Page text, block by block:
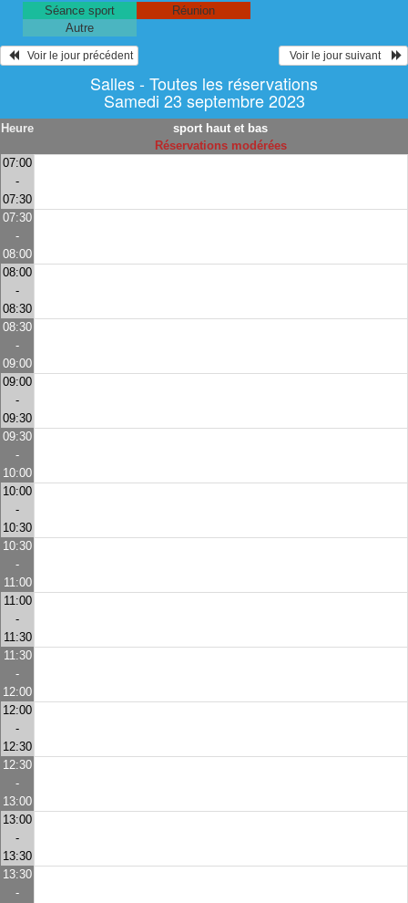
Séance sport
Réunion
Autre
   Voir le jour précédent
  Voir le jour suivant
Salles - Toutes les réservations
Samedi 23 septembre 2023
Heure
sport haut et bas
Réservations modérées
07:00
-
07:30
07:30
-
08:00
08:00
-
08:30
08:30
-
09:00
09:00
-
09:30
09:30
-
10:00
10:00
-
10:30
10:30
-
11:00
11:00
-
11:30
11:30
-
12:00
12:00
-
12:30
12:30
-
13:00
13:00
-
13:30
13:30
-